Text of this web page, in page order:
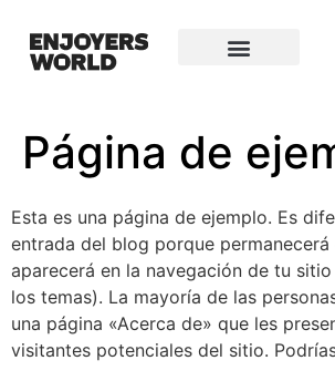
Página de
Esta es una página de ejemplo. Es
entrada del blog porque
aparecerá en la navegación de tu
los temas). La mayoría de las
una página «Acerca de» que les
visitantes potenciales del sitio.